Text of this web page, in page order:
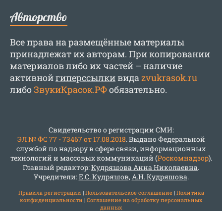
Авторство
Все права на размещённые материалы
принадлежат их авторам. При копировании
материалов либо их частей – наличие
активнойгиперссылкивидаzvukrasok.ru
либоЗвукиКрасок.РФобязательно.
Свидетельство о регистрации СМИ:
ЭЛ № ФС 77 - 73467 от 17.08.2018. Выдано Федеральной
службой по надзору в сфере связи, информационных
технологий и массовых коммуникаций (Роскомнадзор).
Главный редактор:Кудряшова Анна Николаевна.
Учредители:Е.С. Кудряшов,А.Н. Кудряшова.
Правила регистрации | Пользовательское соглашение| Политика
конфиденциальности | Соглашение на обработку персональных
данных